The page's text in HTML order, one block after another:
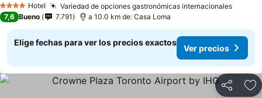
4 EstrellasHotel Variedad de opciones gastronómicas internacionales
7,6 Bueno 7.791 a 10.0 km de: Casa Loma
Elige fechas para ver los precios exactos
Ver precios
Compartir